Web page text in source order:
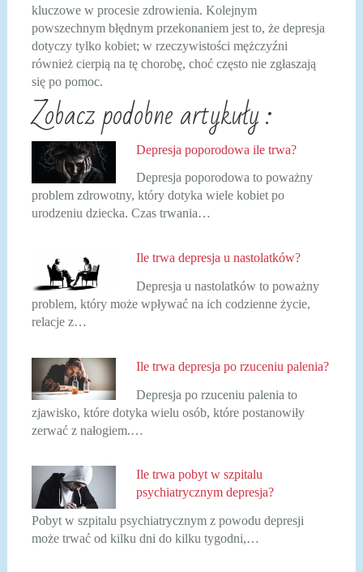
kluczowe w procesie zdrowienia. Kolejnym
powszechnym błędnym przekonaniem jest to, że depresja
dotyczy tylko kobiet; w rzeczywistości mężczyźni
również cierpią na tę chorobę, choć często nie zgłaszają
się po pomoc.
Zobacz podobne artykuły :
Depresja poporodowa ile trwa?
Depresja poporodowa to poważny
problem zdrowotny, który dotyka wiele kobiet po
urodzeniu dziecka. Czas trwania…
Ile trwa depresja u nastolatków?
Depresja u nastolatków to poważny
problem, który może wpływać na ich codzienne życie,
relacje z…
Ile trwa depresja po rzuceniu palenia?
Depresja po rzuceniu palenia to
zjawisko, które dotyka wielu osób, które postanowiły
zerwać z nałogiem.…
Ile trwa pobyt w szpitalu
psychiatrycznym depresja?
Pobyt w szpitalu psychiatrycznym z powodu depresji
może trwać od kilku dni do kilku tygodni,…